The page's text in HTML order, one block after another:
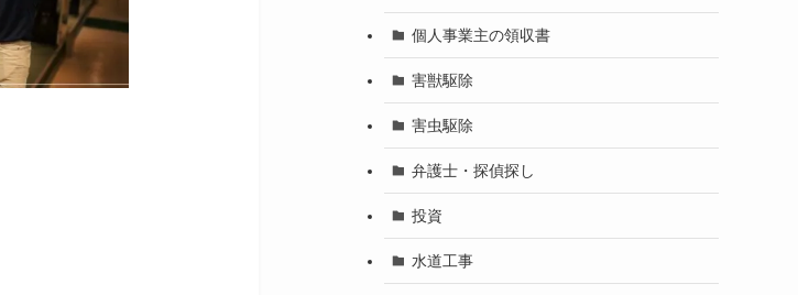
個人事業主の領収書
害獣駆除
害虫駆除
弁護士・探偵探し
投資
水道工事